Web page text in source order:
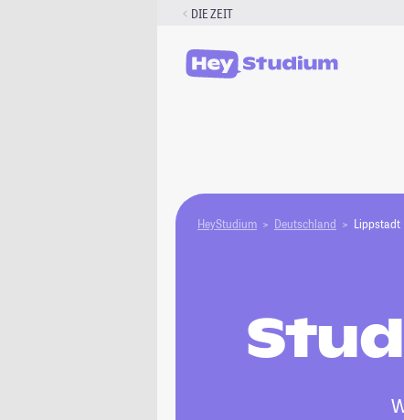
DIE ZEIT
HeyStudium Deutschland Lippstadt